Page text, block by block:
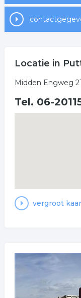
Locatie in
Midden Engweg
Tel. 06-
vergroot